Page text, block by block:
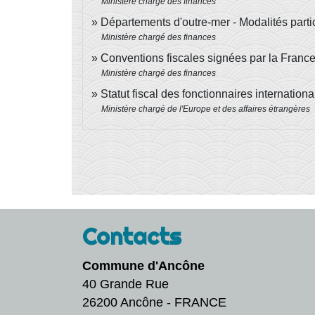
Départements d'outre-mer - Modalités
Ministère chargé des finances
Conventions fiscales signées par la France
Ministère chargé des finances
Statut fiscal des fonctionnaires
Ministère chargé de l'Europe et des affaires étrangères
Contacts
Commune d'Ancône
40 Grande Rue
26200 Ancône - FRANCE